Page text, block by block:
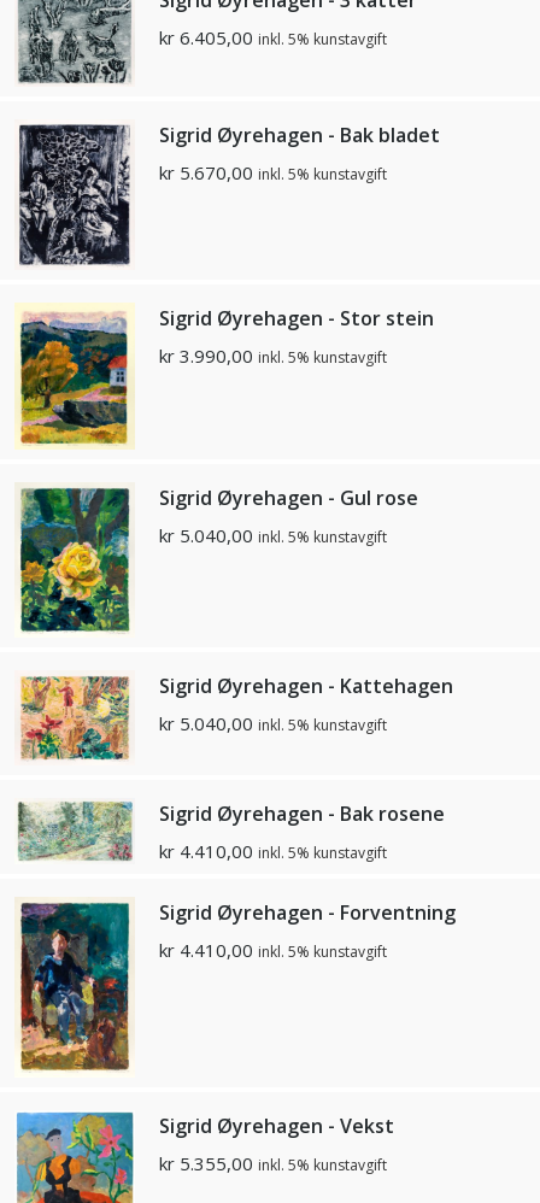
kr 6.405,00 inkl. 5% kunstavgift
Sigrid Øyrehagen - Bak bladet
kr 5.670,00 inkl. 5% kunstavgift
Sigrid Øyrehagen - Stor stein
kr 3.990,00 inkl. 5% kunstavgift
Sigrid Øyrehagen - Gul rose
kr 5.040,00 inkl. 5% kunstavgift
Sigrid Øyrehagen - Kattehagen
kr 5.040,00 inkl. 5% kunstavgift
Sigrid Øyrehagen - Bak rosene
kr 4.410,00 inkl. 5% kunstavgift
Sigrid Øyrehagen - Forventning
kr 4.410,00 inkl. 5% kunstavgift
Sigrid Øyrehagen - Vekst
kr 5.355,00 inkl. 5% kunstavgift